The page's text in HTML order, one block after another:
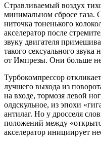
Стравливаемый воздух
минимальном сбросе газа.
ниточка тоненького
акселератор после
звуку двигателя
такого сексуального
от Импрезы. Они больше не
Турбокомпрессор
лучшего выхода из
на входе, тормозя левой
олдскульное, из эпохи
антилаг. Но у дросселя
положений между
акселератор инициирует